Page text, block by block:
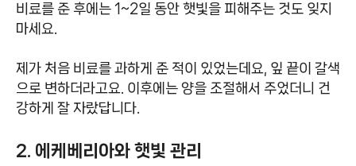
비료를 준 후에는 1~2일 동안 햇빛을 피해주는 것도 잊지
마세요.
제가 처음 비료를 과하게 준 적이 있었는데요, 잎 끝이 갈색
으로 변하더라고요. 이후에는 양을 조절해서 주었더니 건
강하게 잘 자랐답니다.
2. 에케베리아와 햇빛 관리